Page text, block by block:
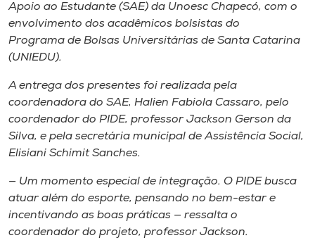
Apoio ao Estudante (SAE) da Unoesc Chapecó, com o
envolvimento dos acadêmicos bolsistas do
Programa de Bolsas Universitárias de Santa Catarina
(UNIEDU).
A entrega dos presentes foi realizada pela
coordenadora do SAE, Halien Fabiola Cassaro, pelo
coordenador do PIDE, professor Jackson Gerson da
Silva, e pela secretária municipal de Assistência Social,
Elisiani Schimit Sanches.
— Um momento especial de integração. O PIDE busca
atuar além do esporte, pensando no bem-estar e
incentivando as boas práticas — ressalta o
coordenador do projeto, professor Jackson.